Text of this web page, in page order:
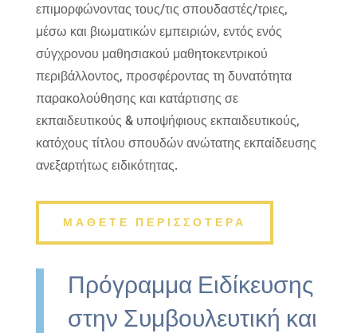
επιμορφώνοντας τους/τις σπουδαστές/τριες,
μέσω και βιωματικών εμπειριών, εντός ενός
σύγχρονου μαθησιακού μαθητοκεντρικού
περιβάλλοντος, προσφέροντας τη δυνατότητα
παρακολούθησης και κατάρτισης σε
εκπαιδευτικούς & υποψήφιους εκπαιδευτικούς,
κατόχους τίτλου σπουδών ανώτατης εκπαίδευσης
ανεξαρτήτως ειδικότητας.
ΜΑΘΕΤΕ ΠΕΡΙΣΣΟΤΕΡΑ
Πρόγραμμα Ειδίκευσης
στην Συμβουλευτική και